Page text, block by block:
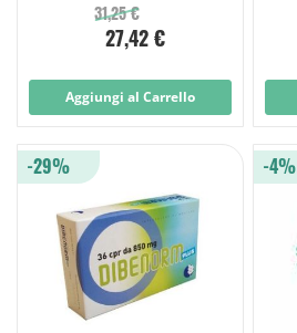
31,25 €
27,42 €
Aggiungi al Carrello
-29% -4%